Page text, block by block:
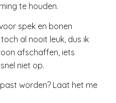
te houden.
spek en bonen
al nooit leuk, dus ik
afschaffen, iets
niet op.
worden? Laat het me